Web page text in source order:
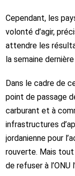
Cependant, les
volonté d’agir,
attendre les
la semaine
Dans le cadre de
point de passage
carburant et à
infrastructures
jordanienne pour
rouverte. Mais
de refuser à l’ONU